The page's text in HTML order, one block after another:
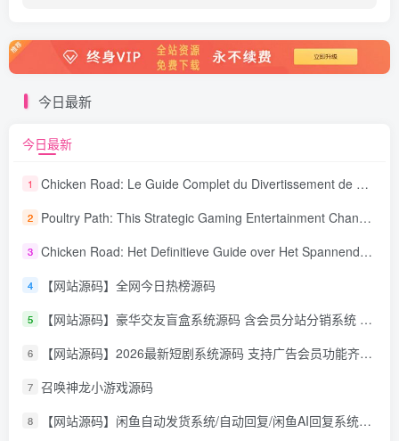
今日最新
今日最新
1 Chicken Road: Le Guide Complet du Divertissement de Maison de Jeu Stratégique
2 Poultry Path: This Strategic Gaming Entertainment Changing Sequence Forecasting
3 Chicken Road: Het Definitieve Guide over Het Spannende Gokspel
4 【网站源码】全网今日热榜源码
5 【网站源码】豪华交友盲盒系统源码 含会员分站分销系统 可易支付
6 【网站源码】2026最新短剧系统源码 支持广告会员功能齐全短剧源码
7 召唤神龙小游戏源码
8 【网站源码】闲鱼自动发货系统/自动回复/闲鱼AI回复系统源码